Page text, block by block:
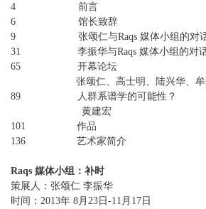
4 前
6 馆长
9 张颂仁与Raqs 媒体小组
31 李振华与Raqs 媒体小组
65 开幕
张颂仁、高士明、陆兴华、牟森
89 人群系谱学的可
黄建宏
101 作
136 艺术家
Raqs 媒体小组：补时
策展人：张颂仁 李振华
时间：2013年 8月23日-11月17日